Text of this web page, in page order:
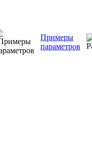
Примеры
параметров